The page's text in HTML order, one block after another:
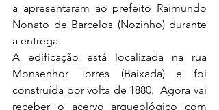
a apresentaram ao prefeito Raimundo
Nonato de Barcelos (Nozinho) durante
a entrega.
A edificação está localizada na rua
Monsenhor Torres (Baixada) e foi
construída por volta de 1880.  Agora vai
receber o acervo arqueológico com